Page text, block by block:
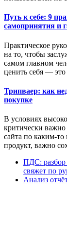
Путь к себе: 9
самопринятия и
Практическое
на то, чтобы
самом главном
ценить себя —
Трипваер: как
покупке
В условиях
критически важно
сайта по каким-
продукт, важно
ПДС: разбор
свяжет по
Анализ